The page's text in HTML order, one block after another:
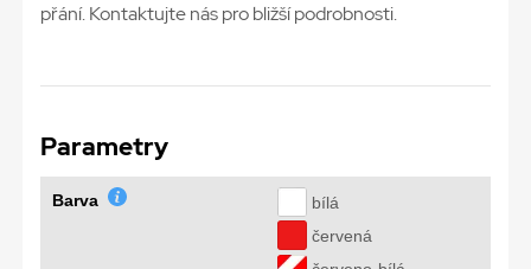
přání. Kontaktujte nás pro bližší podrobnosti.
Parametry
Barva
bílá
červená